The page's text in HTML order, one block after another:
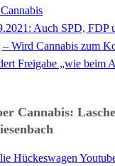
Auch SPD, FDP
Wird Cannabis zum
Freigabe „wie beim
Cannabis:
Hückeswagen